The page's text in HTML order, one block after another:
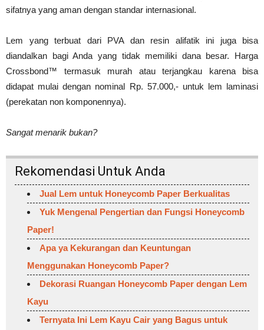
sifatnya yang aman dengan standar internasional.
Lem yang terbuat dari PVA dan resin alifatik ini juga bisa
diandalkan bagi Anda yang tidak memiliki dana besar. Harga
Crossbond™ termasuk murah atau terjangkau karena bisa
didapat mulai dengan nominal Rp. 57.000,- untuk lem laminasi
(perekatan non komponennya).
Sangat menarik bukan?
Rekomendasi Untuk Anda
Jual Lem untuk Honeycomb Paper Berkualitas
Yuk Mengenal Pengertian dan Fungsi Honeycomb
Paper!
Apa ya Kekurangan dan Keuntungan
Menggunakan Honeycomb Paper?
Dekorasi Ruangan Honeycomb Paper dengan Lem
Kayu
Ternyata Ini Lem Kayu Cair yang Bagus untuk